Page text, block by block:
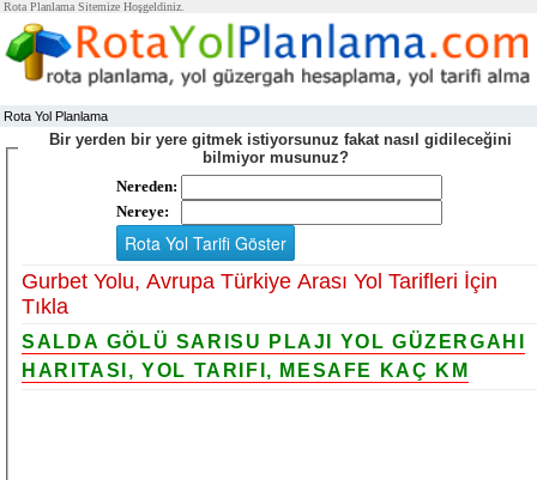
Rota Planlama Sitemize Hoşgeldiniz.
Rota Yol Planlama
Bir yerden bir yere gitmek istiyorsunuz fakat nasıl gidileceğini
bilmiyor musunuz?
Nereden:
Nereye:
Gurbet Yolu, Avrupa Türkiye Arası Yol Tarifleri İçin
Tıkla
SALDA GÖLÜ SARISU PLAJI YOL GÜZERGAHI
HARITASI, YOL TARIFI, MESAFE KAÇ KM